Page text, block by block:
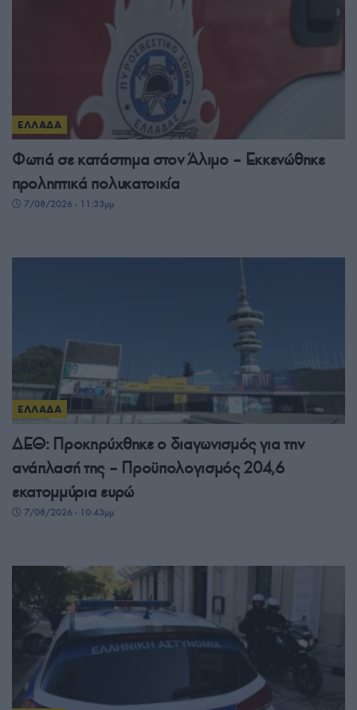
ΕΛΛΑΔΑ
Φωτιά σε κατάστημα στον Άλιμο – Εκκενώθηκε
προληπτικά πολυκατοικία
7/08/2026 - 11:33μμ
ΕΛΛΑΔΑ
ΔΕΘ: Προκηρύχθηκε ο διαγωνισμός για την
ανάπλασή της – Προϋπολογισμός 204,6
εκατομμύρια ευρώ
7/08/2026 - 10:43μμ